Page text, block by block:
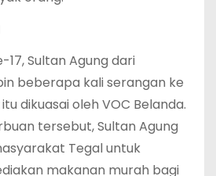
Sultan Agung dari
beberapa kali serangan ke
dikuasai oleh VOC Belanda.
tersebut, Sultan Agung
Tegal untuk
makanan murah bagi